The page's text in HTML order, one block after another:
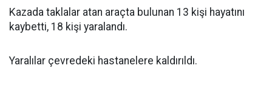
Kazada taklalar atan araçta bulunan 13 kişi hayatını
kaybetti, 18 kişi yaralandı.
Yaralılar çevredeki hastanelere kaldırıldı.